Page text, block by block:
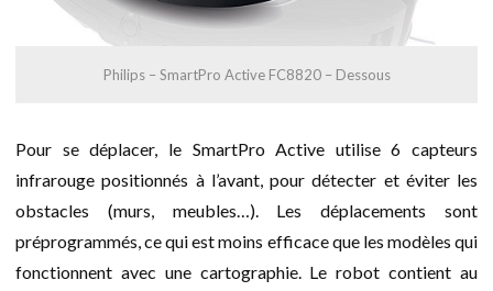
Philips – SmartPro Active FC8820 – Dessous
Pour se déplacer, le SmartPro Active utilise 6 capteurs
infrarouge positionnés à l’avant, pour détecter et éviter les
obstacles (murs, meubles…). Les déplacements sont
préprogrammés, ce qui est moins efficace que les modèles qui
fonctionnent avec une cartographie. Le robot contient au